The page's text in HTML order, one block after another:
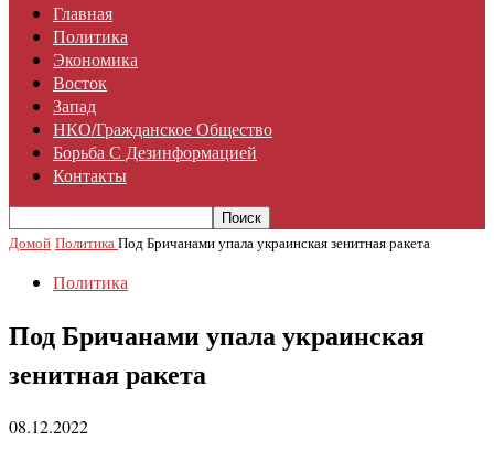
Главная
Политика
Экономика
Восток
Запад
НКО/гражданское Общество
Борьба С Дезинформацией
Контакты
Домой ПолитикаПод Бричанами упала украинская зенитная ракета
Политика
Под Бричанами упала украинская
зенитная ракета
08.12.2022